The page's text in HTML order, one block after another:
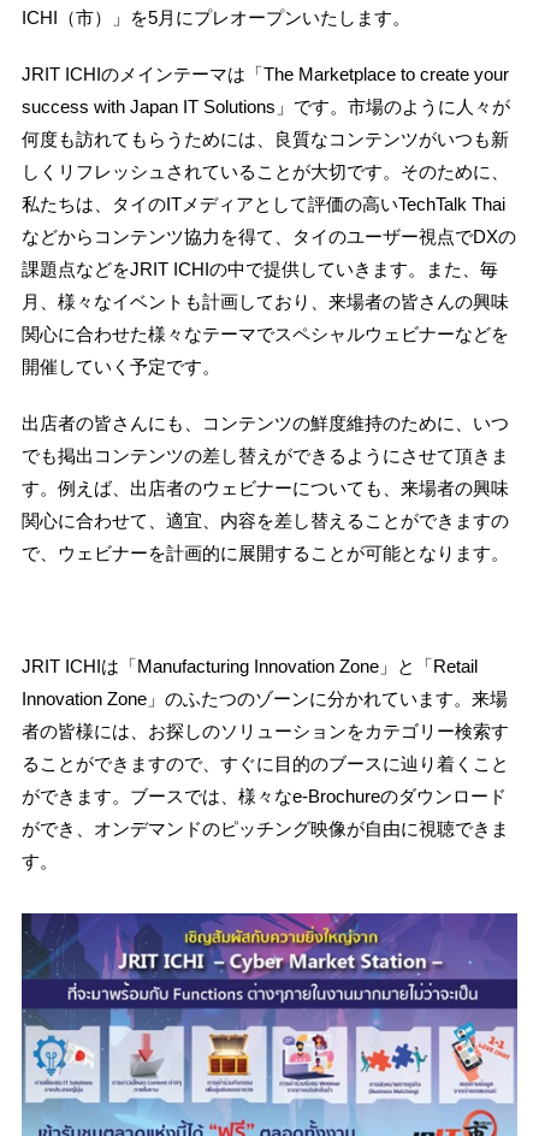
ICHI（市）」を5月にプレオープンいたします。
JRIT ICHIのメインテーマは「The Marketplace to create your
success with Japan IT Solutions」です。市場のように人々が
何度も訪れてもらうためには、良質なコンテンツがいつも新
しくリフレッシュされていることが大切です。そのために、
私たちは、タイのITメディアとして評価の高いTechTalk Thai
などからコンテンツ協力を得て、タイのユーザー視点でDXの
課題点などをJRIT ICHIの中で提供していきます。また、毎
月、様々なイベントも計画しており、来場者の皆さんの興味
関心に合わせた様々なテーマでスペシャルウェビナーなどを
開催していく予定です。
出店者の皆さんにも、コンテンツの鮮度維持のために、いつ
でも掲出コンテンツの差し替えができるようにさせて頂きま
す。例えば、出店者のウェビナーについても、来場者の興味
関心に合わせて、適宜、内容を差し替えることができますの
で、ウェビナーを計画的に展開することが可能となります。
JRIT ICHIは「Manufacturing Innovation Zone」と「Retail
Innovation Zone」のふたつのゾーンに分かれています。来場
者の皆様には、お探しのソリューションをカテゴリー検索す
ることができますので、すぐに目的のブースに辿り着くこと
ができます。ブースでは、様々なe-Brochureのダウンロード
ができ、オンデマンドのピッチング映像が自由に視聴できま
す。